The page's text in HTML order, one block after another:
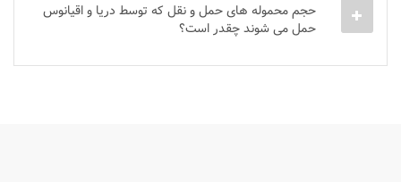
حجم محموله های حمل و نقل که توسط دریا و اقیانوس
حمل می شوند چقدر است؟